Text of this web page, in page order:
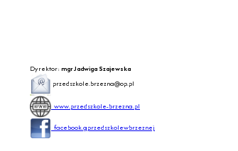
Dyrektor: mgr Jadwiga Szajewska
przedszkole.brzezna@op.pl
www.przedszkole-brzezna.pl
facebook.gprzedszkolewbrzeznej